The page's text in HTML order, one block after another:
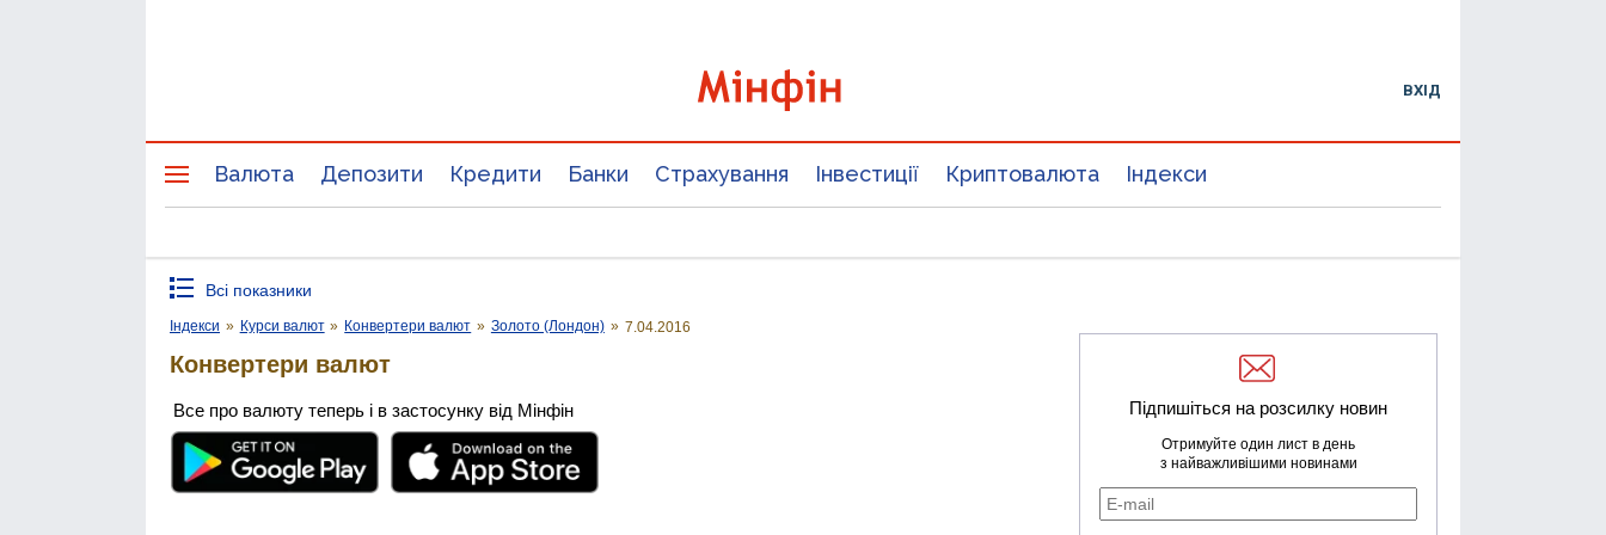
ВХІД
Валюта Депозити Кредити Банки Страхування Інвестиції Криптовалюта Індекси
Всі показники
Індекси » Курси валют » Конвертери валют » Золото (Лондон) » 7.04.2016
Конвертери валют
Все про валюту теперь і в застосунку від Мінфін Підпишіться на розсилку новин
Отримуйте один лист в день
з найважливішими новинами